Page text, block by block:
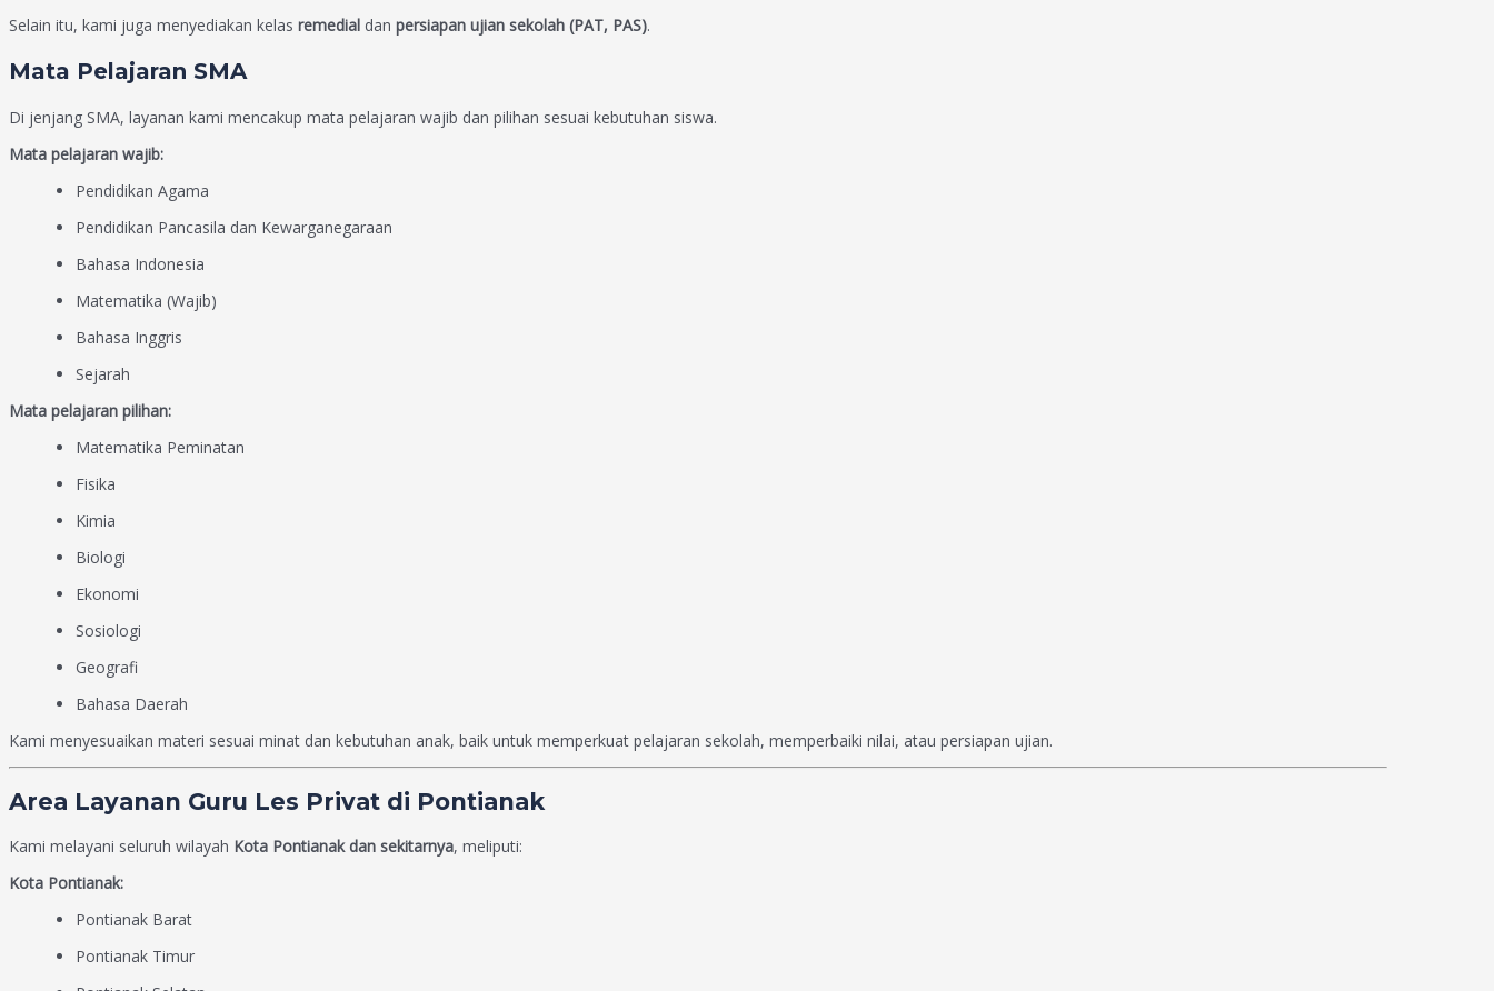
Selain itu, kami juga menyediakan kelas remedial dan persiapan ujian sekolah (PAT, PAS).
Mata Pelajaran SMA
Di jenjang SMA, layanan kami mencakup mata pelajaran wajib dan pilihan sesuai kebutuhan siswa.
Mata pelajaran wajib:
Pendidikan Agama
Pendidikan Pancasila dan Kewarganegaraan
Bahasa Indonesia
Matematika (Wajib)
Bahasa Inggris
Sejarah
Mata pelajaran pilihan:
Matematika Peminatan
Fisika
Kimia
Biologi
Ekonomi
Sosiologi
Geografi
Bahasa Daerah
Kami menyesuaikan materi sesuai minat dan kebutuhan anak, baik untuk memperkuat pelajaran sekolah, memperbaiki nilai, atau persiapan ujian.
Area Layanan Guru Les Privat di Pontianak
Kami melayani seluruh wilayah Kota Pontianak dan sekitarnya, meliputi:
Kota Pontianak:
Pontianak Barat
Pontianak Timur